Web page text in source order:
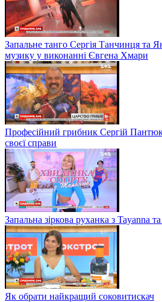
Запальне танго Сергія Танчинця та
музику у виконанні Євгена Хмари
Професійний грибник Сергій
своєї справи
Запальна зіркова руханка з Tayanna
Як обрати найкращий соковитискач